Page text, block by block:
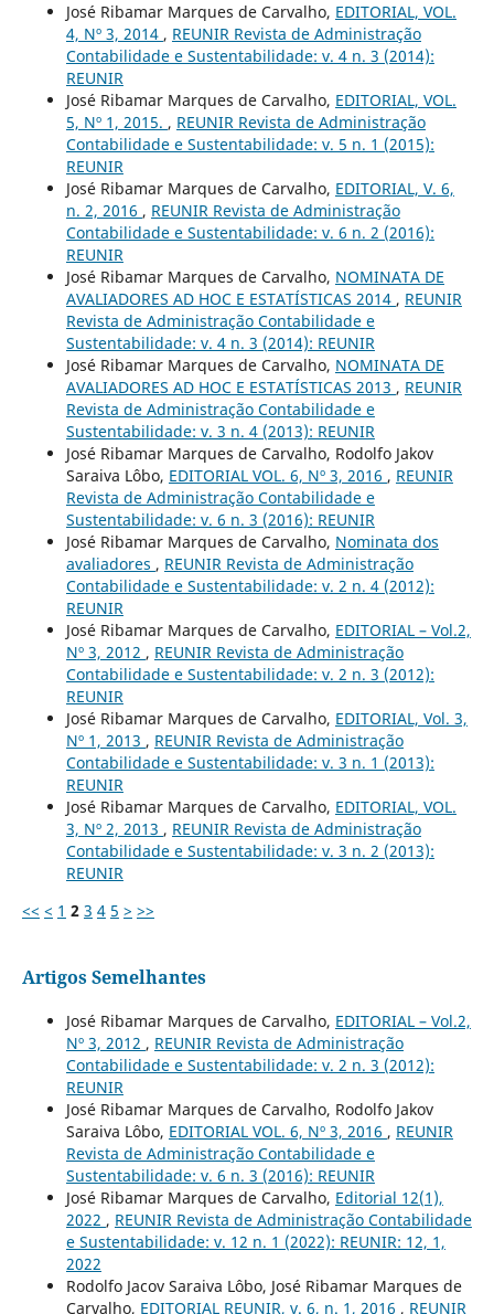
José Ribamar Marques de Carvalho, EDITORIAL, VOL.
4, Nº 3, 2014 , REUNIR Revista de Administração
Contabilidade e Sustentabilidade: v. 4 n. 3 (2014):
REUNIR
José Ribamar Marques de Carvalho, EDITORIAL, VOL.
5, Nº 1, 2015. , REUNIR Revista de Administração
Contabilidade e Sustentabilidade: v. 5 n. 1 (2015):
REUNIR
José Ribamar Marques de Carvalho, EDITORIAL, V. 6,
n. 2, 2016 , REUNIR Revista de Administração
Contabilidade e Sustentabilidade: v. 6 n. 2 (2016):
REUNIR
José Ribamar Marques de Carvalho, NOMINATA DE
AVALIADORES AD HOC E ESTATÍSTICAS 2014 , REUNIR
Revista de Administração Contabilidade e
Sustentabilidade: v. 4 n. 3 (2014): REUNIR
José Ribamar Marques de Carvalho, NOMINATA DE
AVALIADORES AD HOC E ESTATÍSTICAS 2013 , REUNIR
Revista de Administração Contabilidade e
Sustentabilidade: v. 3 n. 4 (2013): REUNIR
José Ribamar Marques de Carvalho, Rodolfo Jakov
Saraiva Lôbo, EDITORIAL VOL. 6, Nº 3, 2016 , REUNIR
Revista de Administração Contabilidade e
Sustentabilidade: v. 6 n. 3 (2016): REUNIR
José Ribamar Marques de Carvalho, Nominata dos
avaliadores , REUNIR Revista de Administração
Contabilidade e Sustentabilidade: v. 2 n. 4 (2012):
REUNIR
José Ribamar Marques de Carvalho, EDITORIAL – Vol.2,
Nº 3, 2012 , REUNIR Revista de Administração
Contabilidade e Sustentabilidade: v. 2 n. 3 (2012):
REUNIR
José Ribamar Marques de Carvalho, EDITORIAL, Vol. 3,
Nº 1, 2013 , REUNIR Revista de Administração
Contabilidade e Sustentabilidade: v. 3 n. 1 (2013):
REUNIR
José Ribamar Marques de Carvalho, EDITORIAL, VOL.
3, Nº 2, 2013 , REUNIR Revista de Administração
Contabilidade e Sustentabilidade: v. 3 n. 2 (2013):
REUNIR
<< < 1 2 3 4 5 > >>
Artigos Semelhantes
José Ribamar Marques de Carvalho, EDITORIAL – Vol.2,
Nº 3, 2012 , REUNIR Revista de Administração
Contabilidade e Sustentabilidade: v. 2 n. 3 (2012):
REUNIR
José Ribamar Marques de Carvalho, Rodolfo Jakov
Saraiva Lôbo, EDITORIAL VOL. 6, Nº 3, 2016 , REUNIR
Revista de Administração Contabilidade e
Sustentabilidade: v. 6 n. 3 (2016): REUNIR
José Ribamar Marques de Carvalho, Editorial 12(1),
2022 , REUNIR Revista de Administração Contabilidade
e Sustentabilidade: v. 12 n. 1 (2022): REUNIR: 12, 1,
2022
Rodolfo Jacov Saraiva Lôbo, José Ribamar Marques de
Carvalho, EDITORIAL REUNIR, v. 6, n. 1, 2016 , REUNIR